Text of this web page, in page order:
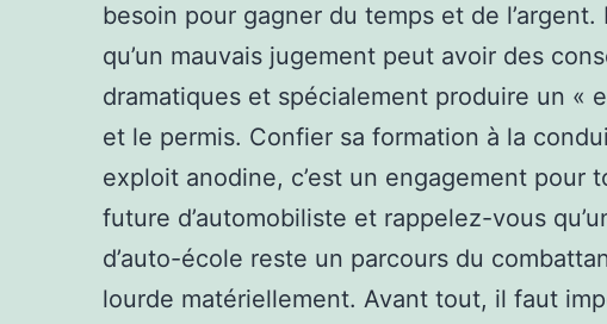
besoin pour gagner du temps et de
qu’un mauvais jugement peut avoir des
dramatiques et spécialement produire un «
et le permis. Confier sa formation à la
exploit anodine, c’est un engagement pour
future d’automobiliste et rappelez-vous
d’auto-école reste un parcours du
lourde matériellement. Avant tout, il faut